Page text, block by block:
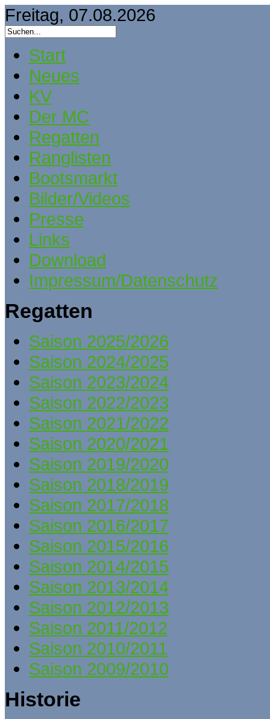
Freitag, 07.08.2026
Start
Neues
KV
Der MC
Regatten
Ranglisten
Bootsmarkt
Bilder/Videos
Presse
Links
Download
Impressum/Datenschutz
Regatten
Saison 2025/2026
Saison 2024/2025
Saison 2023/2024
Saison 2022/2023
Saison 2021/2022
Saison 2020/2021
Saison 2019/2020
Saison 2018/2019
Saison 2017/2018
Saison 2016/2017
Saison 2015/2016
Saison 2014/2015
Saison 2013/2014
Saison 2012/2013
Saison 2011/2012
Saison 2010/2011
Saison 2009/2010
Historie